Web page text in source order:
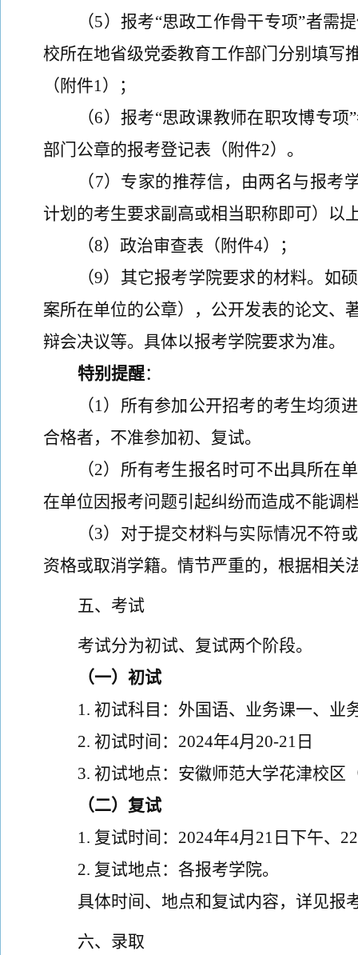
（5）报考“思政工作骨干专项”者需
校所在地省级党委教育工作部门分别填写
（附件1）；
（6） 报考“思政课教师在职攻博专项”
部门公章的报考登记表 （附件2）。
（7） 专家的推荐信，由两名与报考
计划的考生要求副高或相当职称即可）以
（8）政治审查表（附件4）；
（9）其它报考学院要求的材料。 如
案所在单位的公章）
， 公开发表的论文、
辩会决议等。具体以报考学院要求为准。
特别提醒：
（1） 所有参加公开招考的考生均须
合格者， 不准参加初、复试。
（2） 所有考生报名时可不出具所在
在单位因报考问题引起纠纷而造成不能调
（3）对于提交材料与实际情况不符
资格或取消学籍。情节严重的，根据相关
五、考试
考试分为初试、复试两个阶段。
（一）初试
1. 初试科目：外国语、业务课一、业
2. 初试时间： 2024年4月 20-21 日
3. 初试地点：安徽师范大学花津校区
（二）复试
1. 复试时间： 2024年4月 21 日 下午、 22
2. 复试地点： 各报考学院。
具体时间、地点和复试内容，详见报
六、录取